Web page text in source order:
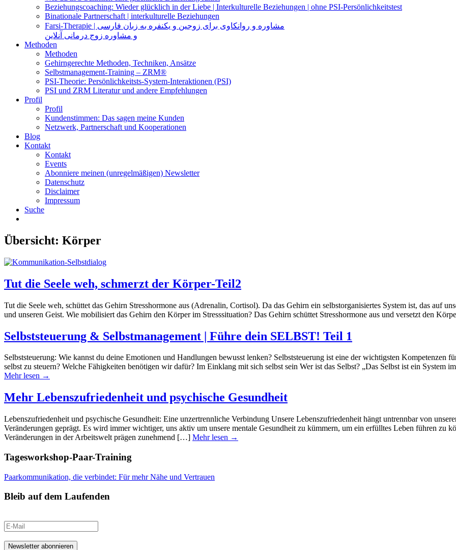
Beziehungscoaching: Wieder glücklich in der Liebe | Interkulturelle Beziehungen | ohne PSI-Persönlichkeitstest
Binationale Partnerschaft | interkulturelle Beziehungen
Farsi-Therapie | مشاوره و روانکاوی برای زوجین و یکنفره به زبان فارسی
و مشاوره زوج درمانی آنلاین
Methoden
Methoden
Gehirngerechte Methoden, Techniken, Ansätze
Selbstmanagement-Training – ZRM®
PSI-Theorie: Persönlichkeitsts-System-Interaktionen (PSI)
PSI und ZRM Literatur und andere Empfehlungen
Profil
Profil
Kundenstimmen: Das sagen meine Kunden
Netzwerk, Partnerschaft und Kooperationen
Blog
Kontakt
Kontakt
Events
Abonniere meinen (unregelmäßigen) Newsletter
Datenschutz
Disclaimer
Impressum
Suche
Übersicht: Körper
Tut die Seele weh, schmerzt der Körper-Teil2
Tut die Seele weh, schüttet das Gehirn Stresshormone aus (Adrenalin, Cortisol). Da das Gehirn ein selbstorganisiertes System ist, das auf
und unseren Geist. Wie mobilisiert das Gehirn den Körper im Stresssituation? Das Gehirn schüttet Stresshormone aus und versetzt den
Selbststeuerung & Selbstmanagement | Führe dein SELBST! Teil 1
Selbststeuerung: Wie kannst du deine Emotionen und Handlungen bewusst lenken? Selbststeuerung ist eine der wichtigsten Kompetenzen
selbst zu steuern? Welche Fähigkeiten benötigen wir dafür? Im Einklang mit sich selbst sein Wer ist das Selbst? „Das Selbst ist ein
Mehr lesen →
Mehr Lebenszufriedenheit und psychische Gesundheit
Lebenszufriedenheit und psychische Gesundheit: Eine unzertrennliche Verbindung Unsere Lebenszufriedenheit hängt untrennbar von
Veränderungen geprägt. Es wird immer wichtiger, uns aktiv um unsere mentale Gesundheit zu kümmern, um ein erfülltes Leben führen zu
Veränderungen in der Arbeitswelt prägen zunehmend […] Mehr lesen →
Tagesworkshop-Paar-Training
Paarkommunikation, die verbindet: Für mehr Nähe und Vertrauen
Bleib auf dem Laufenden